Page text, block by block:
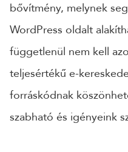
bővítmény, melynek
WordPress oldalt
függetlenül nem kell
teljesértékű e-
forráskódnak
szabható és igényeink